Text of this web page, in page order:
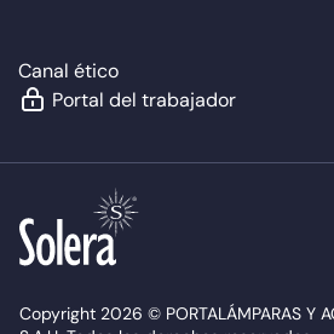
Canal ético
Portal del trabajador
Copyright 2026 © PORTALÁMPARAS Y